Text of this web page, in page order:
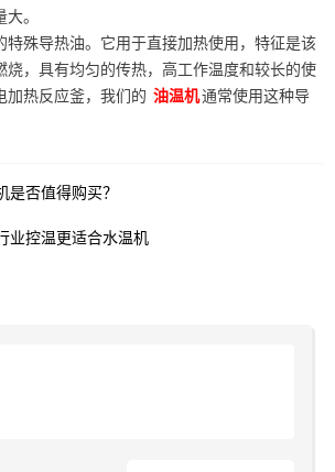
。
特殊导热油。它用于直接加热使用，特征是该
烧，具有均匀的传热，高工作温度和较长的使
加热反应釜，我们的 油温机通常使用这种导
是否值得购买？
业控温更适合水温机